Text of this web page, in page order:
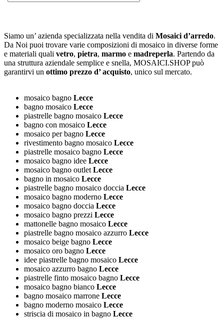
Siamo un’ azienda specializzata nella vendita di Mosaici d’arredo.
Da Noi puoi trovare varie composizioni di mosaico in diverse forme
e materiali quali vetro, pietra, marmo e madreperla. Partendo da
una struttura aziendale semplice e snella, MOSAICI.SHOP può
garantirvi un ottimo prezzo d’ acquisto, unico sul mercato.
mosaico bagno Lecce
bagno mosaico Lecce
piastrelle bagno mosaico Lecce
bagno con mosaico Lecce
mosaico per bagno Lecce
rivestimento bagno mosaico Lecce
piastrelle mosaico bagno Lecce
mosaico bagno idee Lecce
mosaico bagno outletLecce
bagno in mosaico Lecce
piastrelle bagno mosaico doccia Lecce
mosaico bagno moderno Lecce
mosaico bagno doccia Lecce
mosaico bagno prezzi Lecce
mattonelle bagno mosaico Lecce
piastrelle bagno mosaico azzurro Lecce
mosaico beige bagno Lecce
mosaico oro bagno Lecce
idee piastrelle bagno mosaico Lecce
mosaico azzurro bagno Lecce
piastrelle finto mosaico bagno Lecce
mosaico bagno bianco Lecce
bagno mosaico marrone Lecce
bagno moderno mosaico Lecce
striscia di mosaico in bagno Lecce